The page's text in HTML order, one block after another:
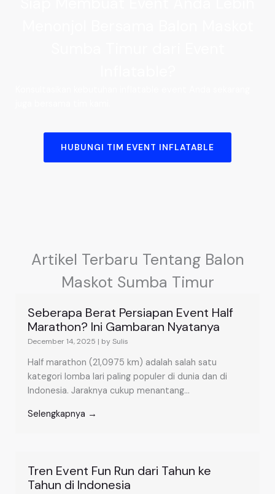
HUBUNGI TIM EVENT INFLATABLE
Artikel Terbaru Tentang Balon
Maskot Sumba Timur
Seberapa Berat Persiapan Event Half
Marathon? Ini Gambaran Nyatanya
December 14, 2025 | by Sulis
Half marathon (21,0975 km) adalah salah satu
kategori lomba lari paling populer di dunia dan di
Indonesia. Jaraknya cukup menantang...
Selengkapnya →
Tren Event Fun Run dari Tahun ke
Tahun di Indonesia